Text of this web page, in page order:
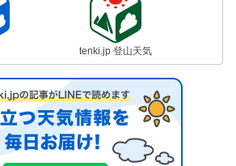
tenki.jp 登山天気